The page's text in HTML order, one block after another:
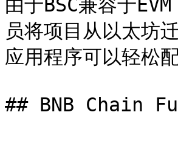
由于BSC兼容于
员将项目从以太坊
应用程序可以轻松
## BNB Chain